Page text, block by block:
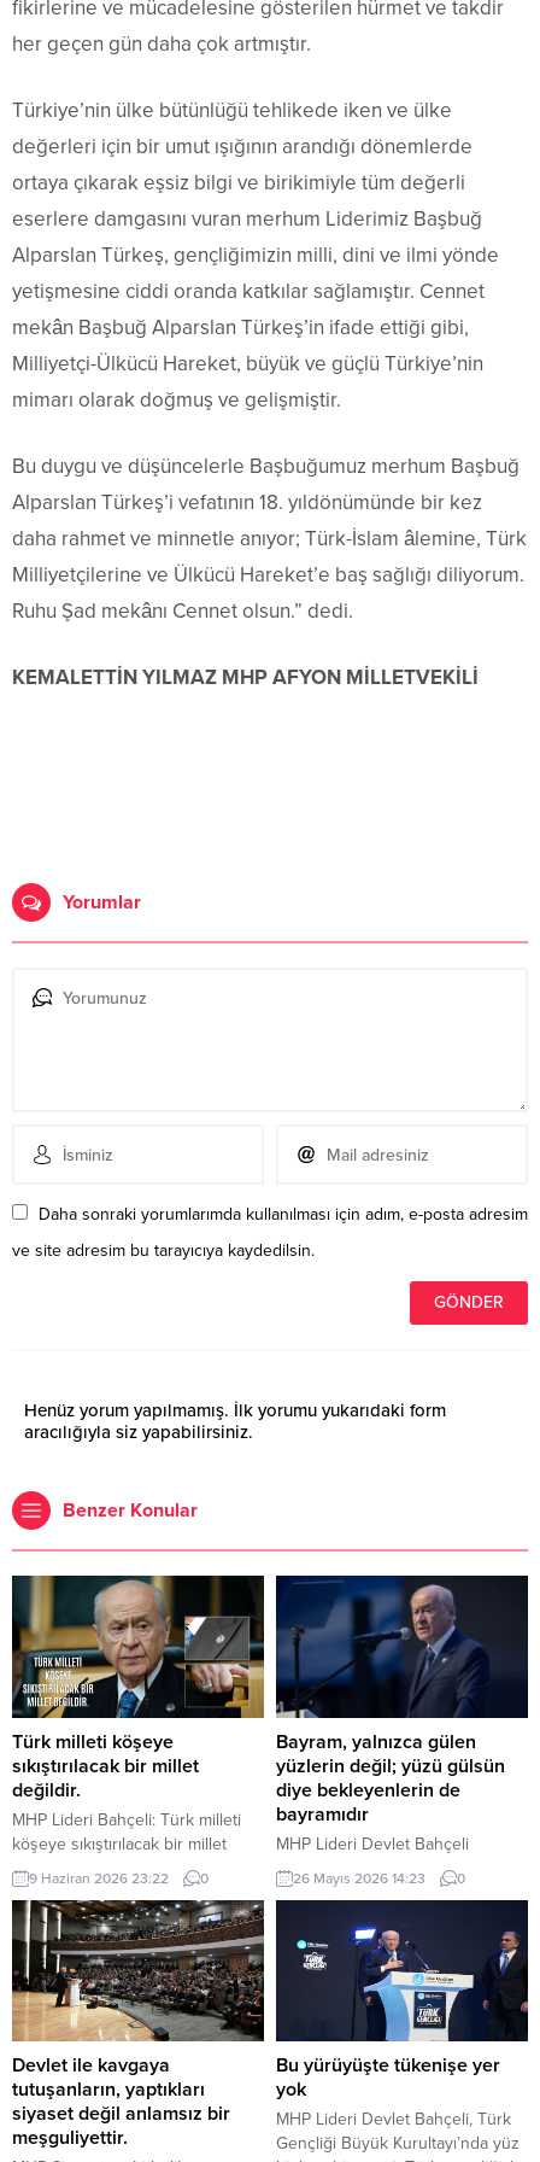
fikirlerine ve mücadelesine gösterilen hürmet ve takdir
her geçen gün daha çok artmıştır.
Türkiye’nin ülke bütünlüğü tehlikede iken ve ülke
değerleri için bir umut ışığının arandığı dönemlerde
ortaya çıkarak eşsiz bilgi ve birikimiyle tüm değerli
eserlere damgasını vuran merhum Liderimiz Başbuğ
Alparslan Türkeş, gençliğimizin milli, dini ve ilmi yönde
yetişmesine ciddi oranda katkılar sağlamıştır. Cennet
mekân Başbuğ Alparslan Türkeş’in ifade ettiği gibi,
Milliyetçi-Ülkücü Hareket, büyük ve güçlü Türkiye’nin
mimarı olarak doğmuş ve gelişmiştir.
Bu duygu ve düşüncelerle Başbuğumuz merhum Başbuğ
Alparslan Türkeş’i vefatının 18. yıldönümünde bir kez
daha rahmet ve minnetle anıyor; Türk-İslam âlemine, Türk
Milliyetçilerine ve Ülkücü Hareket’e baş sağlığı diliyorum.
Ruhu Şad mekânı Cennet olsun.” dedi.
KEMALETTİN YILMAZ MHP AFYON MİLLETVEKİLİ
Yorumlar
Daha sonraki yorumlarımda kullanılması için adım, e-posta adresim
ve site adresim bu tarayıcıya kaydedilsin.
Henüz yorum yapılmamış. İlk yorumu yukarıdaki form
aracılığıyla siz yapabilirsiniz.
Benzer Konular
Türk milleti köşeye
sıkıştırılacak bir millet
değildir.
MHP Lideri Bahçeli: Türk milleti
köşeye sıkıştırılacak bir millet
değildir. Türk milleti, karşısına
yedi düvel de dizilse tarih
sahnesinden silinecek bir millet
değildir. Türkiye, ham hayaller
kurulup çizilen haritaların
kenarına sıkıştırılacak, eline bir
avuç toprak verilip denizlerinden
koparılacak bir ülke değildir.
Devlet Bahçeli MHP TBMM Grup
Toplantısı’nda Türkiye’nin
gündemine ve...
9 Haziran 2026 23:22 0
Bayram, yalnızca gülen
yüzlerin değil; yüzü gülsün
diye bekleyenlerin de
bayramıdır
MHP Lideri Devlet Bahçeli
“Bugün bizlere düşen, bayramın
manasını yalnızca kendi
mübarek iklimi yetimin başını
okşayan ele, yoksulun sofrasına
uzanan lokmaya, yaşlının duasını
alan güler yüze, yalnızın kapısını
çalan muhabbete dönüştürmektir.
Çünkü bayram, yalnızca gülen
yüzlerin değil; yüzü gülsün diye
bekleyenlerin de bayramıdır.
Bayram, yalnızca varlık içinde...
26 Mayıs 2026 14:23 0
Devlet ile kavgaya
tutuşanların, yaptıkları
siyaset değil anlamsız bir
meşguliyettir.
Bu yürüyüşte tükenişe yer
yok
MHP Lideri Devlet Bahçeli, Türk
Gençliği Büyük Kurultayı’nda yüz